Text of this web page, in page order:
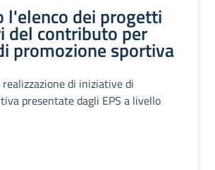
l'elenco dei progetti
del contributo per
promozione sportiva
di iniziative di
presentate dagli EPS a livello